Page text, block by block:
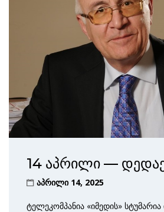
14 აპრილი —
აპრილი 14, 2025
ტელეკომპანია «იმედის»